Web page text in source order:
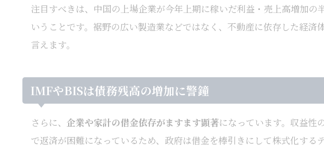
注目すべきは、中国の上場企業が今年上期に稼いだ利益・売上高増加の
いうことです。裾野の広い製造業などではなく、不動産に依存した経済
言えます。
IMFやBISは債務残高の増加に警鐘
さらに、企業や家計の借金依存がますます顕著になっています。収益性
で返済が困難になっているため、政府は借金を棒引きにして株式化する